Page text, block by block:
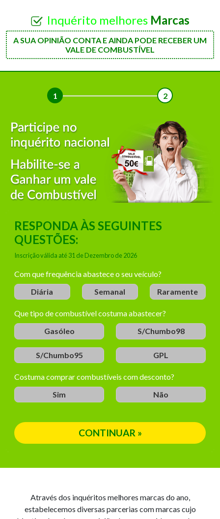
Inquérito melhores Marcas
A SUA OPINIÃO CONTA E AINDA PODE RECEBER UM
VALE DE COMBUSTÍVEL
RESPONDA ÀS SEGUINTES
QUESTÕES:
Inscrição válida até 31 de Dezembro de2026
Com que frequência abastece o seu veículo?
Diária
Semanal Raramente
Que tipo de combustível costuma abastecer?
Gasóleo
S/Chumbo98
S/Chumbo95 GPL
Costuma comprar combustíveis com desconto?
Sim
Não
CONTINUAR »
Através dos inquéritos melhores marcas do ano,
estabelecemos diversas parcerias com marcas cujo